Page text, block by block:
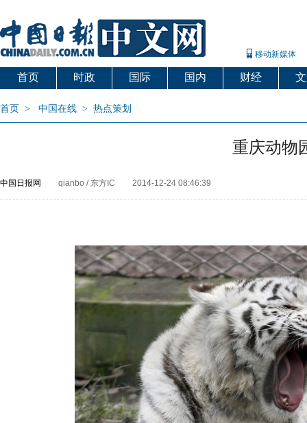
移动新媒体
首页 时政 国际 国内 财经
首页 > 中国在线 > 热点策划
重庆动物
中国日报网 qianbo / 东方IC 2014-12-24 08:46:39